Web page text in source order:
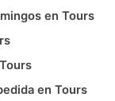
en Tours
en Tours